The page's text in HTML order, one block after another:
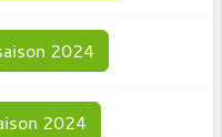
2024
2024